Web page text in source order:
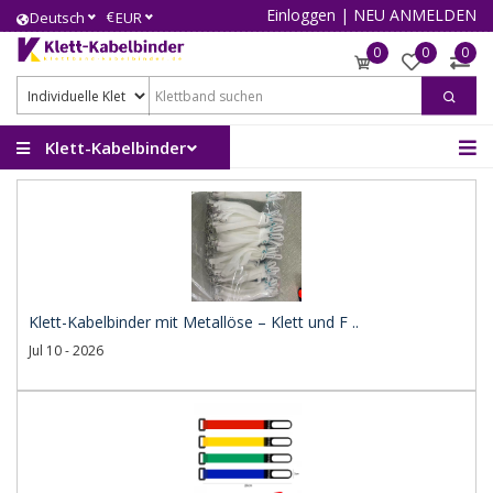
Deutsch €EUR Einloggen | NEU ANMELDEN
0 0 0
Klett-Kabelbinder
Klett-Kabelbinder mit Metallöse – Klett und F ..
Jul 10 - 2026